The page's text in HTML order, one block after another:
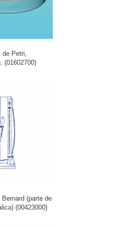
de Petri,
(01602700)
(parte de
(00423000)